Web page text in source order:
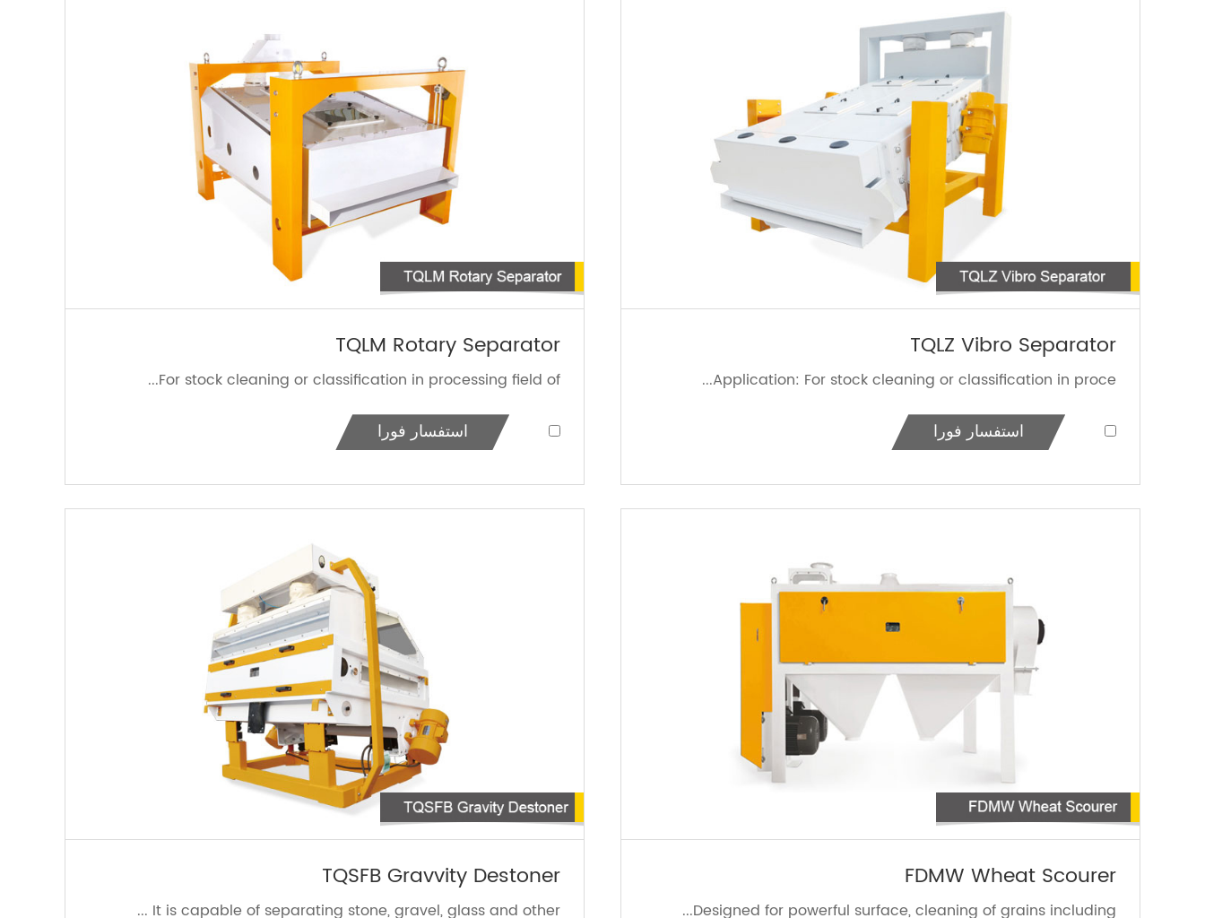
TQLZ Vibro Separator
Application: For stock cleaning or classification in proce...
استفسار فورا
TQLM Rotary Separator
For stock cleaning or classification in processing field of...
استفسار فورا
FDMW Wheat Scourer
Designed for powerful surface, cleaning of grains including...
TQSFB Gravvity Destoner
It is capable of separating stone, gravel, glass and other ...